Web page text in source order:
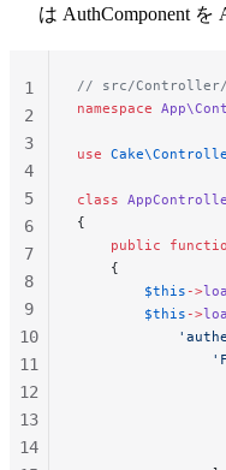
は AuthComponent
// src/Controller/
namespace
use
class
{
    public
    {
        $this
->
        $this
->
1
2
3
4
5
6
7
8
9
10
11
12
13
14